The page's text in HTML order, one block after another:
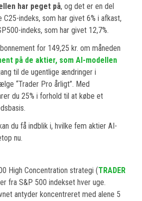
har peget på, og det er en del
C25-indeks, som har givet 6% i afkast,
indeks, som har givet 12,7%.
for 149,25 kr. om måneden
på de aktier, som AI-modellen
til de ugentlige ændringer i
“Trader Pro årligt”. Med
du 25% i forhold til at købe et
du få indblik i, hvilke fem aktier AI-
nu.
High Concentration strategi (TRADER
fra S&P 500 indekset hver uge.
antyder koncentreret med alene 5